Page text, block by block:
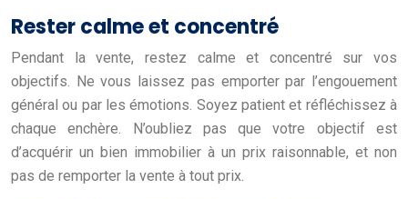
Rester calme et concentré
Pendant la vente, restez calme et concentré sur vos
objectifs. Ne vous laissez pas emporter par l’engouement
général ou par les émotions. Soyez patient et réfléchissez à
chaque enchère. N’oubliez pas que votre objectif est
d’acquérir un bien immobilier à un prix raisonnable, et non
pas de remporter la vente à tout prix.